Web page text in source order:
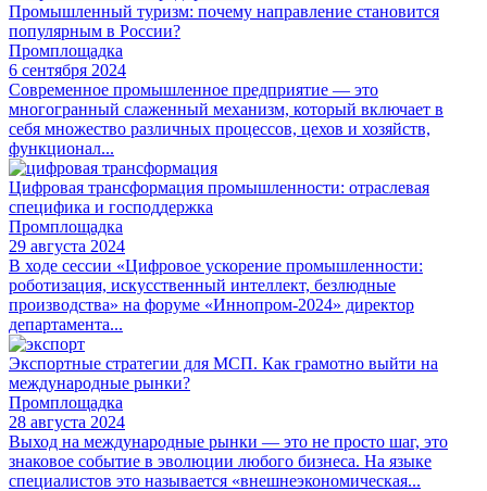
Промышленный туризм: почему направление становится
популярным в России?
Промплощадка
6 сентября 2024
Современное промышленное предприятие — это
многогранный слаженный механизм, который включает в
себя множество различных процессов, цехов и хозяйств,
функционал...
Цифровая трансформация промышленности: отраслевая
специфика и господдержка
Промплощадка
29 августа 2024
В ходе сессии «Цифровое ускорение промышленности:
роботизация, искусственный интеллект, безлюдные
производства» на форуме «Иннопром-2024» директор
департамента...
Экспортные стратегии для МСП. Как грамотно выйти на
международные рынки?
Промплощадка
28 августа 2024
Выход на международные рынки — это не просто шаг, это
знаковое событие в эволюции любого бизнеса. На языке
специалистов это называется «внешнеэкономическая...